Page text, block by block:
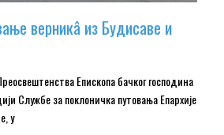
верникâ из Будисаве и
Епископа бачког господина
Службе за поклоничка путовања Епархије
у